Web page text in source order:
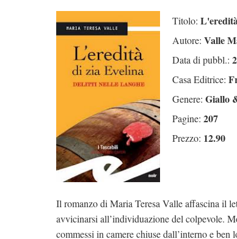
Titolo:
Autore: Valle
Data di pubbl.:
Casa Editrice:
Genere: Giallo
Pagine: 207
Prezzo: 12.90
Il romanzo di Maria Teresa Valle affascina il
avvicinarsi all’individuazione del colpevole.
commessi in camere chiuse dall’interno e